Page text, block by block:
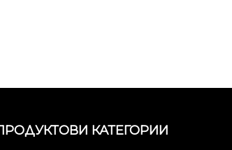
КАТЕГОРИИ